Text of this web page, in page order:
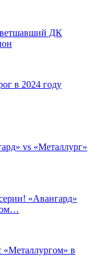
ДК
в 2024 году
vs «Металлург»
«Авангард»
«Металлургом» в